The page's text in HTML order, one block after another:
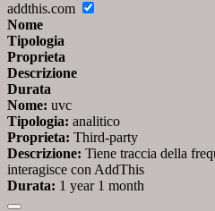
addthis.com
Nome
Tipologia
Proprieta
Descrizione
Durata
Nome: uvc
Tipologia: analitico
Proprieta: Third-party
Descrizione: Tiene traccia della
interagisce con AddThis
Durata: 1 year 1 month